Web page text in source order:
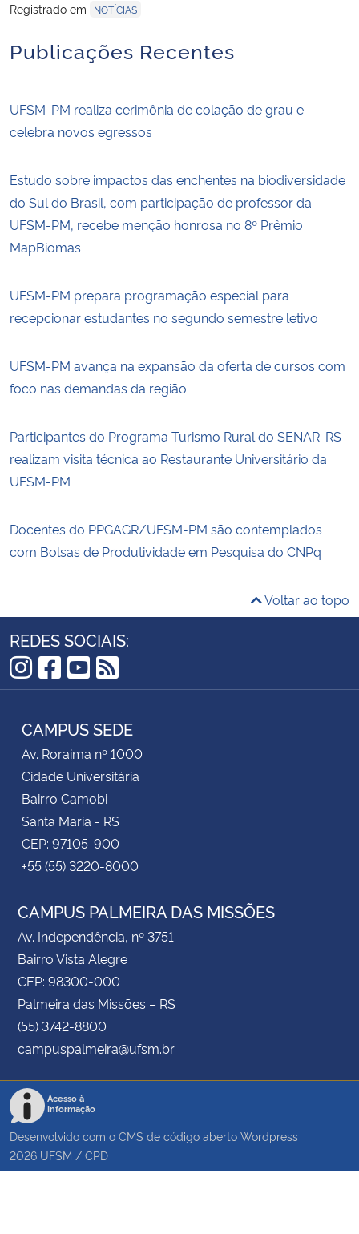
Registrado em
NOTÍCIAS
Publicações Recentes
UFSM-PM realiza cerimônia de colação de grau e
celebra novos egressos
Estudo sobre impactos das enchentes na biodiversidade
do Sul do Brasil, com participação de professor da
UFSM-PM, recebe menção honrosa no 8º Prêmio
MapBiomas
UFSM-PM prepara programação especial para
recepcionar estudantes no segundo semestre letivo
UFSM-PM avança na expansão da oferta de cursos com
foco nas demandas da região
Participantes do Programa Turismo Rural do SENAR-RS
realizam visita técnica ao Restaurante Universitário da
UFSM-PM
Docentes do PPGAGR/UFSM-PM são contemplados
com Bolsas de Produtividade em Pesquisa do CNPq
Voltar ao topo
REDES SOCIAIS:
Instagram
Facebook
YouTube
RSS
CAMPUS SEDE
Av. Roraima nº 1000
Cidade Universitária
Bairro Camobi
Santa Maria - RS
CEP: 97105-900
+55 (55) 3220-8000
CAMPUS PALMEIRA DAS MISSÕES
Av. Independência, nº 3751
Bairro Vista Alegre
CEP: 98300-000
Palmeira das Missões – RS
(55) 3742-8800
campuspalmeira@ufsm.br
Acesso à
Informação
Desenvolvido com o CMS de código aberto Wordpress
2026 UFSM / CPD